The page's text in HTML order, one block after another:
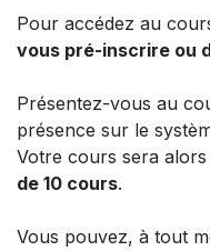
Pour accédez au
vous pré-inscrire ou
Présentez-vous au
présence sur le
Votre cours sera
de 10 cours.
Vous pouvez, à tout